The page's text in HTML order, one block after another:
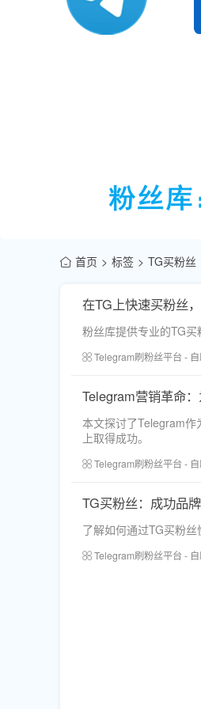
首页 标签 TG买粉丝
在TG上快速买粉丝
粉丝库提供专业的TG
Telegram刷粉丝平台 -
Telegram营销革命
本文探讨了Telegram作
上取得成功。
Telegram刷粉丝平台 -
TG买粉丝：成功品
了解如何通过TG买粉
Telegram刷粉丝平台 -